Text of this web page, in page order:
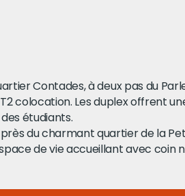
Contades, à deux pas du
colocation. Les duplex offrent
étudiants.
du charmant quartier de la
de vie accueillant avec coin